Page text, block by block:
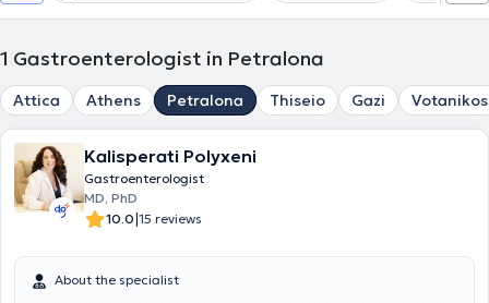
1 Gastroenterologist in Petralona
Attica Athens Petralona Thiseio Gazi Votanikos
Kalisperati Polyxeni
Gastroenterologist
MD, PhD
10.0|15 reviews
About the specialist